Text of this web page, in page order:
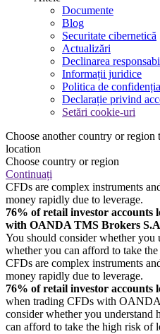
Documente
Blog
Securitate cibernetică
Actualizări
Declinarea
Informații juridice
Politica de
Declarație privind
Setări cookie-uri
Choose another country or region
location
Choose country or region
Continuați
CFDs are complex instruments
money rapidly due to leverage.
76% of retail investor accounts
with OANDA TMS Brokers
You should consider whether
whether you can afford to take
CFDs are complex instruments
money rapidly due to leverage.
76% of retail investor accounts
when trading CFDs with
consider whether you
can afford to take the high risk of